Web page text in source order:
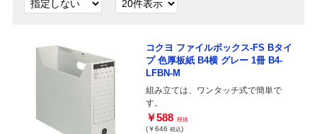
コクヨ ファイルボックス-FS Bタイ
プ 色厚板紙 B4横 グレー 1冊 B4-
LFBN-M
組み立ては、ワンタッチ式で簡単で
す。
￥588 税抜
(￥646 税込)